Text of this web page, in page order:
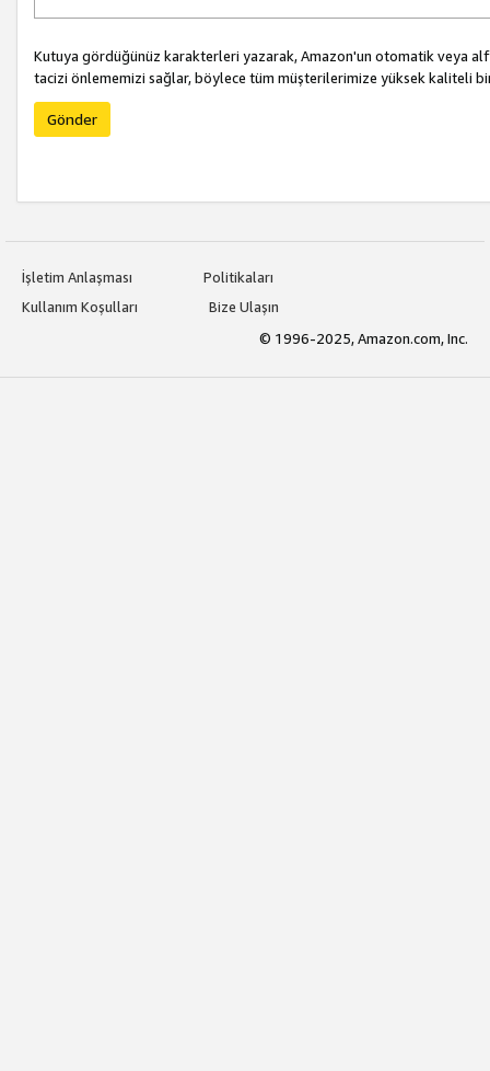
Kutuya gördüğünüz karakterleri yazarak, Amazon'un otomatik veya
tacizi önlememizi sağlar, böylece tüm müşterilerimize yüksek kaliteli
Gönder
İşletim Anlaşması
Politikaları
Kullanım Koşulları
Bize Ulaşın
© 1996-2025, Amazon.com, Inc.